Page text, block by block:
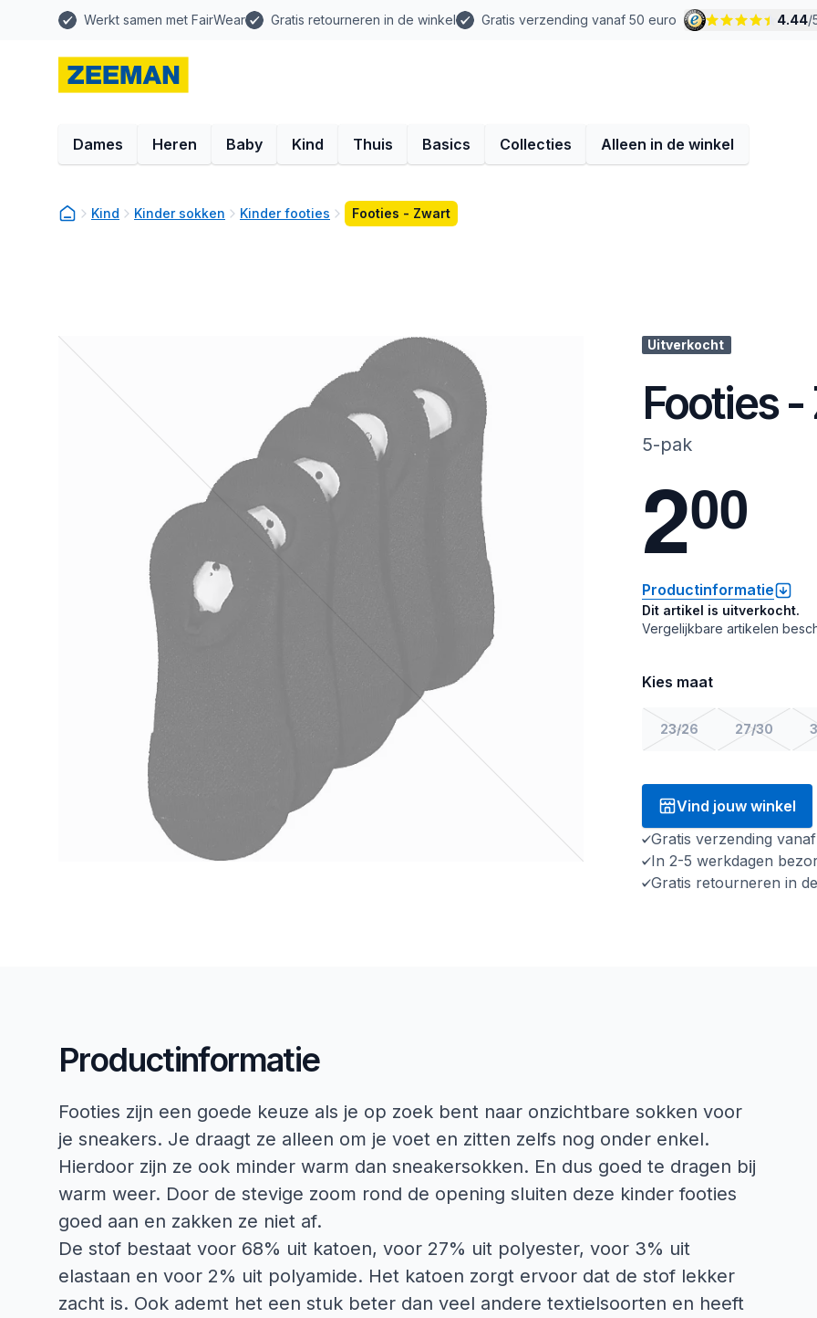
Werkt samen met FairWear Gratis retourneren in de winkel Gratis verzending vanaf 50 euro 4.44/
Dames Heren Baby Kind Thuis Basics Collecties Alleen in de winkel
Kind Kinder sokken Kinder footies Footies - Zwart
Uitverkocht
Footies
5-pak
200
Productinformatie
Dit artikel is uitverkocht.
Vergelijkbare artikelen
Kies maat
23/26 27/30
Vind jouw winkel
Gratis verzending
In 2-5 werkdagen
Gratis retourneren in
Productinformatie
Footies zijn een goede keuze als je op zoek bent naar onzichtbare sokken voor
je sneakers. Je draagt ze alleen om je voet en zitten zelfs nog onder enkel.
Hierdoor zijn ze ook minder warm dan sneakersokken. En dus goed te dragen bij
warm weer. Door de stevige zoom rond de opening sluiten deze kinder footies
goed aan en zakken ze niet af.
De stof bestaat voor 68% uit katoen, voor 27% uit polyester, voor 3% uit
elastaan en voor 2% uit polyamide. Het katoen zorgt ervoor dat de stof lekker
zacht is. Ook ademt het een stuk beter dan veel andere textielsoorten en heeft